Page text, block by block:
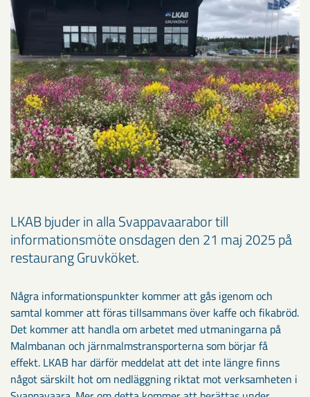
LKAB bjuder in alla Svappavaarabor till
informationsmöte onsdagen den 21 maj 2025 på
restaurang Gruvköket.
Några informationspunkter kommer att gås igenom och
samtal kommer att föras tillsammans över kaffe och fikabröd.
Det kommer att handla om arbetet med utmaningarna på
Malmbanan och järnmalmstransporterna som börjar få
effekt. LKAB har därför meddelat att det inte längre finns
något särskilt hot om nedläggning riktat mot verksamheten i